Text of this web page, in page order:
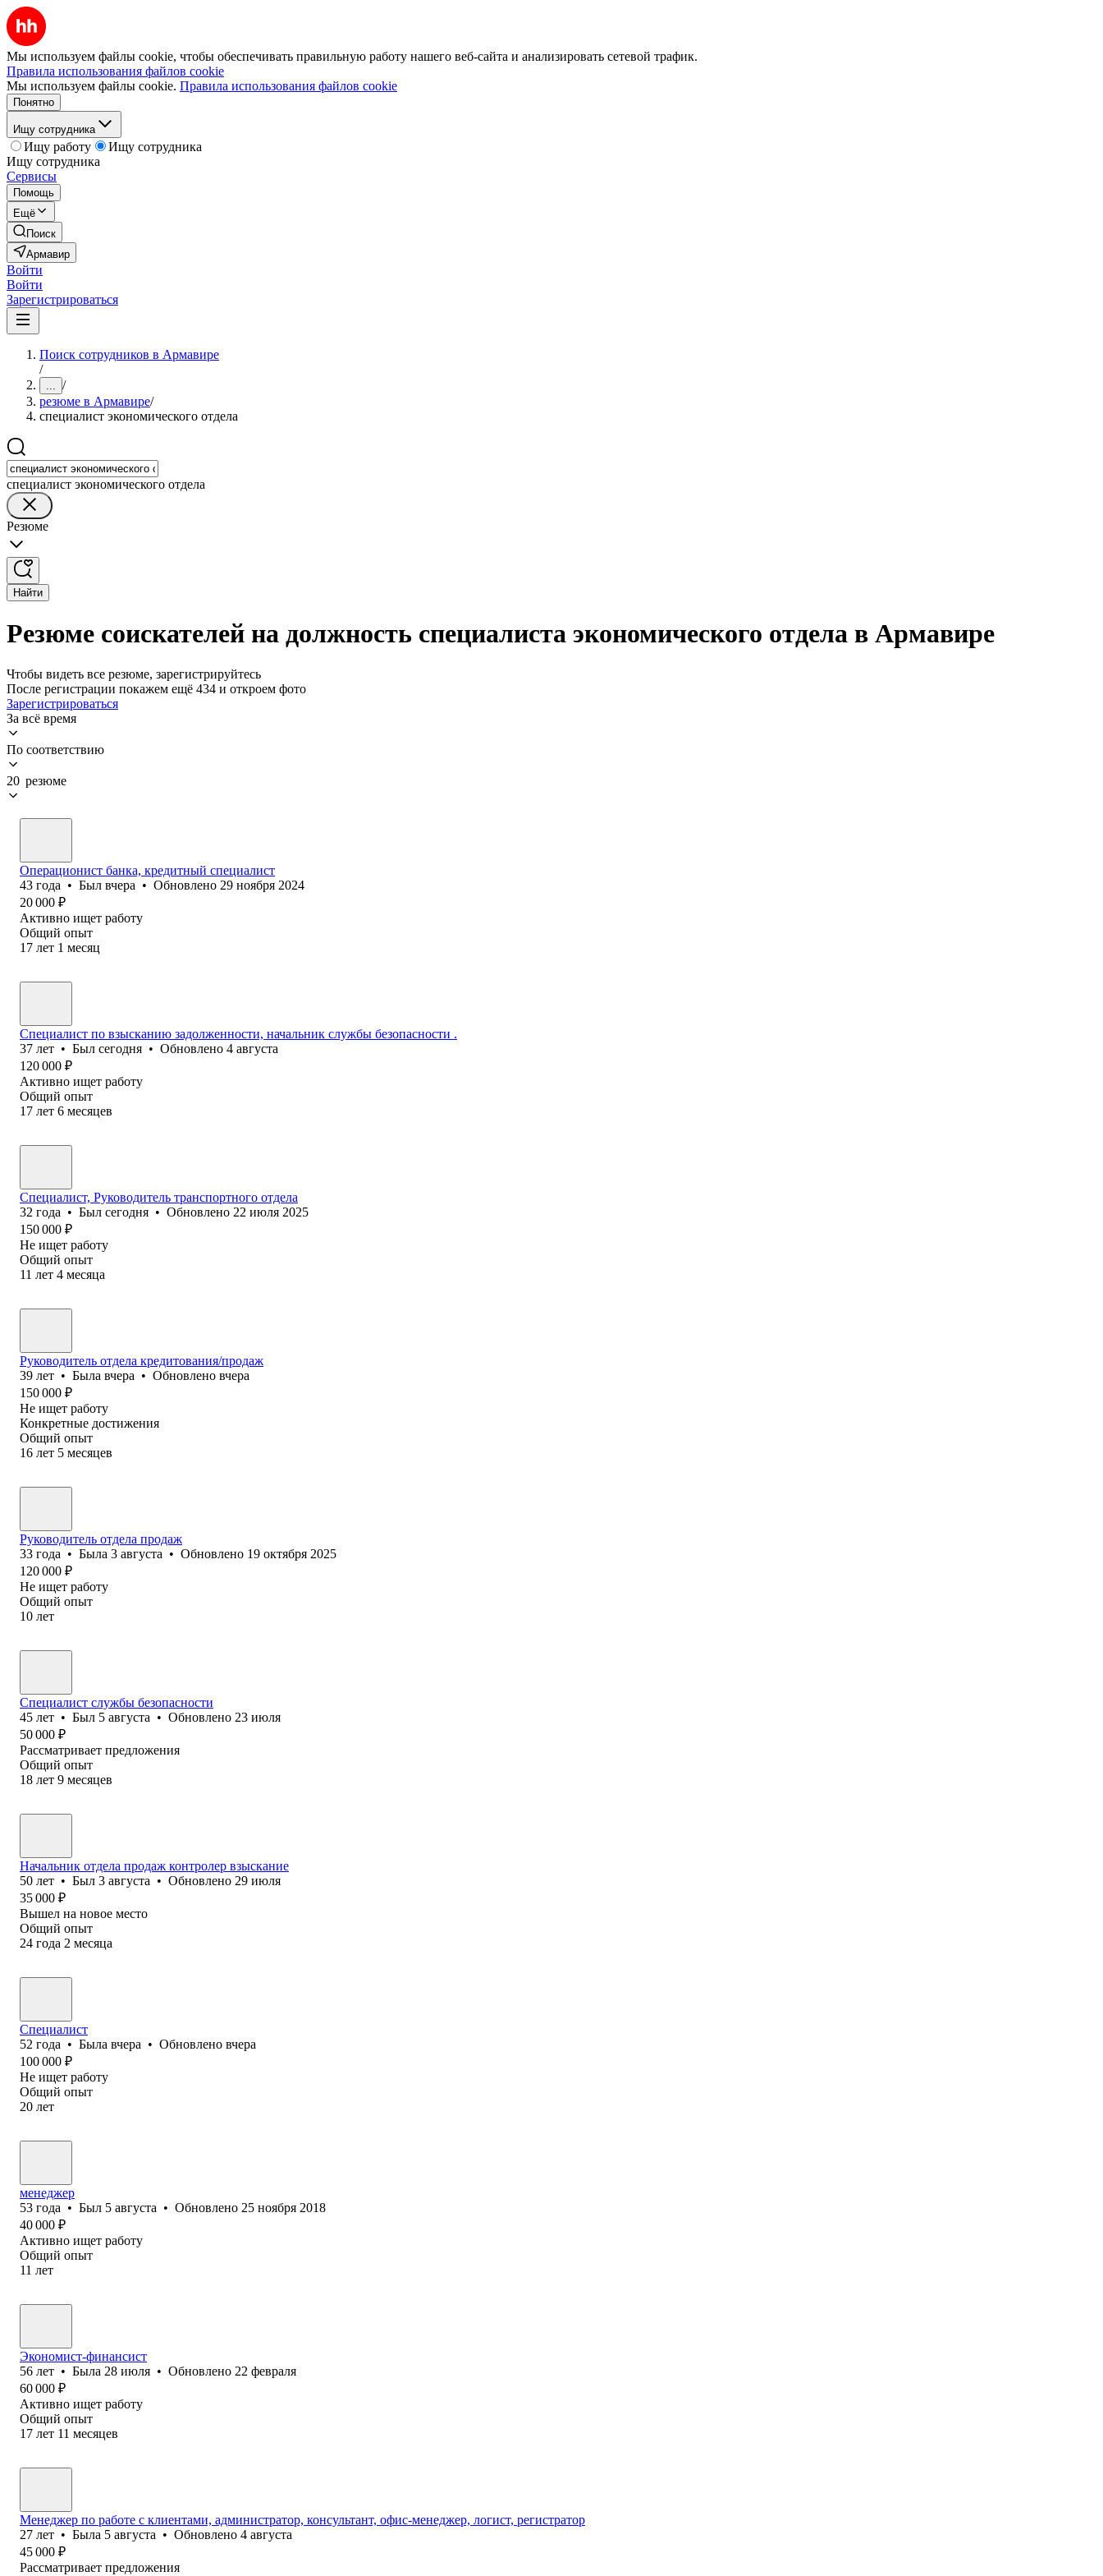
Мы используем файлы cookie, чтобы обеспечивать правильную работу нашего веб-сайта и анализировать сетевой трафик.
Правила использования файлов cookie
Мы используем файлы cookie. Правила использования файлов cookie
Понятно
Ищу сотрудника
Ищу работу
Ищу сотрудника
Ищу сотрудника
Сервисы
Помощь
Ещё
Поиск
Армавир
Войти
Войти
Зарегистрироваться
Поиск сотрудников в Армавире
/
... /
резюме в Армавире/
специалист экономического отдела
специалист экономического отдела
Резюме
Найти
Резюме соискателей на должность специалиста экономического отдела в Армавире
Чтобы видеть все резюме, зарегистрируйтесь
После регистрации покажем ещё 434 и откроем фото
Зарегистрироваться
За всё время
По соответствию
20 резюме
Операционист банка, кредитный специалист
43 года • Был вчера • Обновлено 29 ноября 2024
20 000 ₽
Активно ищет работу
Общий опыт
17 лет 1 месяц
Специалист по взысканию задолженности, начальник службы безопасности .
37 лет • Был сегодня • Обновлено 4 августа
120 000 ₽
Активно ищет работу
Общий опыт
17 лет 6 месяцев
Специалист, Руководитель транспортного отдела
32 года • Был сегодня • Обновлено 22 июля 2025
150 000 ₽
Не ищет работу
Общий опыт
11 лет 4 месяца
Руководитель отдела кредитования/продаж
39 лет • Была вчера • Обновлено вчера
150 000 ₽
Не ищет работу
Конкретные достижения
Общий опыт
16 лет 5 месяцев
Руководитель отдела продаж
33 года • Была 3 августа • Обновлено 19 октября 2025
120 000 ₽
Не ищет работу
Общий опыт
10 лет
Специалист службы безопасности
45 лет • Был 5 августа • Обновлено 23 июля
50 000 ₽
Рассматривает предложения
Общий опыт
18 лет 9 месяцев
Начальник отдела продаж контролер взыскание
50 лет • Был 3 августа • Обновлено 29 июля
35 000 ₽
Вышел на новое место
Общий опыт
24 года 2 месяца
Специалист
52 года • Была вчера • Обновлено вчера
100 000 ₽
Не ищет работу
Общий опыт
20 лет
менеджер
53 года • Был 5 августа • Обновлено 25 ноября 2018
40 000 ₽
Активно ищет работу
Общий опыт
11 лет
Экономист-финансист
56 лет • Была 28 июля • Обновлено 22 февраля
60 000 ₽
Активно ищет работу
Общий опыт
17 лет 11 месяцев
Менеджер по работе с клиентами, администратор, консультант, офис-менеджер, логист, регистратор
27 лет • Была 5 августа • Обновлено 4 августа
45 000 ₽
Рассматривает предложения